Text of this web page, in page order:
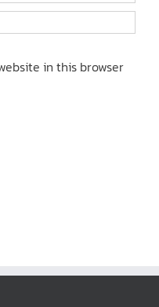
in this browser